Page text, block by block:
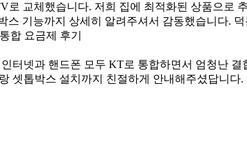
교체했습니다. 저희 집에 최적화된 상품으로
기능까지 상세히 알려주셔서 감동했습니다.
터넷과 핸드폰 모두 KT로 통합하면서 엄청난
셋톱박스 설치까지 친절하게 안내해주셨답니다.